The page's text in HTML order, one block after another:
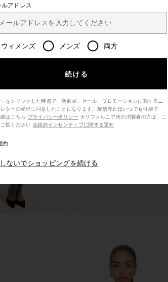
Dress in Onyx
Chocolate
Bardot
$139
ルアドレス
ウィメンズ メンズ 両方
続ける
」をクリックした時点で、新商品、セール、プロモーションに関するニ
ターの受信に同意したことになります。配信停止はいつでも可能で
はこちら プライバシーポリシー
覧ください 金銭的インセンティブに関する通知
約
ないでショッピングを続ける